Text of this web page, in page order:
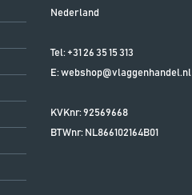
Nederland
Tel: +31 26 35 15 313
E:webshop@vlaggenhandel.nl
KVKnr: 92569668
BTWnr: NL866102164B01